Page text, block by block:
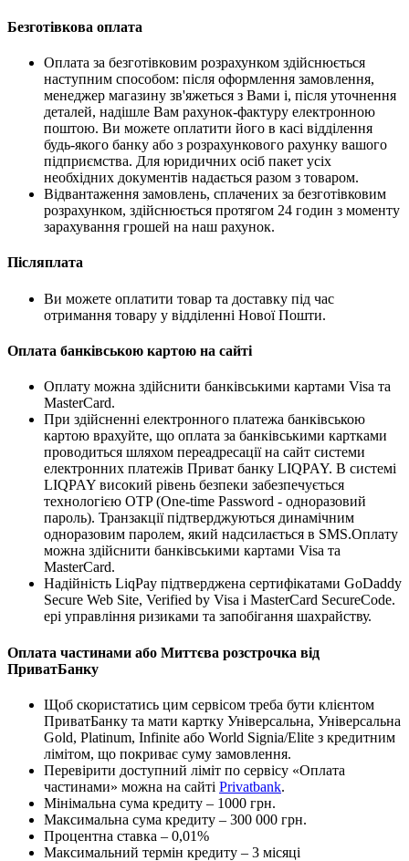
Безготівкова оплата
Оплата за безготівковим розрахунком здійснюється
наступним способом: після оформлення замовлення,
менеджер магазину зв'яжеться з Вами і, після уточнення
деталей, надішле Вам рахунок-фактуру електронною
поштою. Ви можете оплатити його в касі відділення
будь-якого банку або з розрахункового рахунку вашого
підприємства. Для юридичних осіб пакет усіх
необхідних документів надається разом з товаром.
Відвантаження замовлень, сплачених за безготівковим
розрахунком, здійснюється протягом 24 годин з моменту
зарахування грошей на наш рахунок.
Післяплата
Ви можете оплатити товар та доставку під час
отримання товару у відділенні Нової Пошти.
Оплата банківською картою на сайті
Оплату можна здійснити банківськими картами Visa та
MasterCard.
При здійсненні електронного платежа банківською
картою врахуйте, що оплата за банківськими картками
проводиться шляхом переадресації на сайт системи
електронних платежів Приват банку LIQPAY. В системі
LIQPAY високий рівень безпеки забезпечується
технологією OTP (One-time Password - одноразовий
пароль). Транзакції підтверджуються динамічним
одноразовим паролем, який надсилається в SMS.Оплату
можна здійснити банківськими картами Visa та
MasterCard.
Надійність LiqPay підтверджена сертифікатами GoDaddy
Secure Web Site, Verified by Visa і MasterCard SecureCode.
ері управління ризиками та запобігання шахрайству.
Оплата частинами або Миттєва розстрочка від
ПриватБанку
Щоб скористатись цим сервісом треба бути клієнтом
ПриватБанку та мати картку Універсальна, Універсальна
Gold, Platinum, Infinite або World Signia/Elite з кредитним
лімітом, що покриває суму замовлення.
Перевірити доступний ліміт по сервісу «Оплата
частинами» можна на сайті Privatbank.
Мінімальна сума кредиту – 1000 грн.
Максимальна сума кредиту – 300 000 грн.
Процентна ставка – 0,01%
Максимальний термін кредиту – 3 місяці